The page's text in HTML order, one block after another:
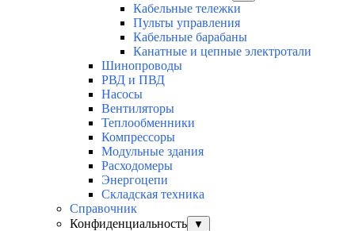
Кабельные тележки
Пульты управления
Кабельные барабаны
Канатные и цепные электротали
Шинопроводы
РВД и ПВД
Насосы
Вентиляторы
Теплообменники
Компрессоры
Модульные здания
Расходомеры
Энергоцепи
Складская техника
Справочник
Конфиденциальность
▼